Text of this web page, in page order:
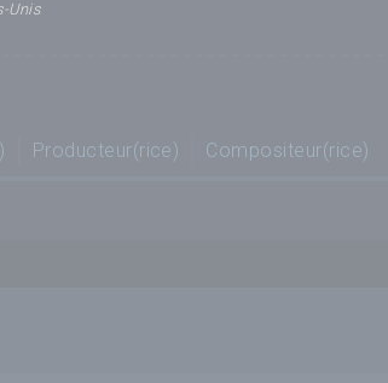
Unis
Producteur(rice) Compositeur(rice)